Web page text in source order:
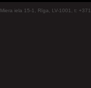
Miera iela 15-1, Rīga, LV-1001, t: